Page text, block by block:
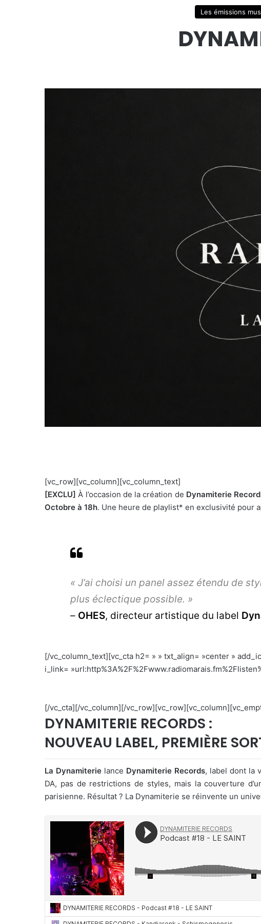
Les émissions
[vc_row][vc_column][vc_column_text]
[EXCLU] À l’occasion de la création de Dynamiterie
Octobre à 18h. Une heure de playlist* en exclusivité pour
« J’ai choisi un panel assez étendu de
plus éclectique possible. »
– OHES, directeur artistique du label
[/vc_column_text][vc_cta h2= » » txt_align= »center »
i_link=
[/vc_cta][/vc_column][/
DYNAMITERIE RECORDS :
NOUVEAU LABEL, PREMIÈRE
La Dynamiterie lance Dynamiterie Records, label dont la
DA, pas de restrictions de styles, mais la couverture
parisienne. Résultat ? La Dynamiterie se réinvente un